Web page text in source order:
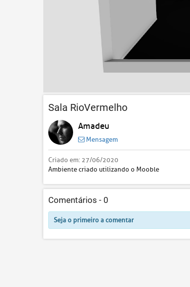
Sala RioVermelho
Amadeu
Mensagem
Criado em: 27/06/2020
Ambiente criado utilizando o Mooble
Comentários - 0
Seja o primeiro a comentar